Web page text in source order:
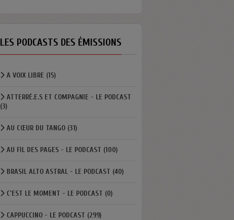
LES PODCASTS DES ÉMISSIONS
A VOIX LIBRE (15)
ATTERRÉ.E.S ET COMPAGNIE - LE PODCAST
(3)
AU CŒUR DU TANGO (31)
AU FIL DES PAGES - LE PODCAST (100)
BRASIL ALTO ASTRAL - LE PODCAST (40)
C'EST LE MOMENT - LE PODCAST (0)
CAPPUCCINO - LE PODCAST (299)